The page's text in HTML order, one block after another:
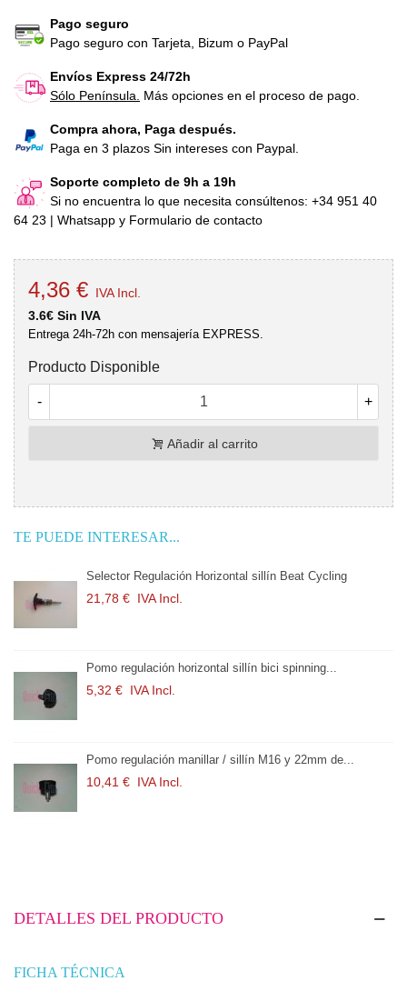
Pago seguro
Pago seguro con Tarjeta, Bizum o PayPal
Envíos Express 24/72h
Sólo Península.
Más opciones en el proceso de pago.
Compra ahora, Paga después.
Paga en 3 plazos Sin intereses con Paypal.
Soporte completo de 9h a 19h
Si no encuentra lo que necesita consúltenos: +34 951 40
64 23 | Whatsapp y Formulario de contacto
4,36 € IVA Incl.
3.6€ Sin IVA
Entrega 24h-72h con mensajería EXPRESS.
Producto Disponible
- +
Añadir al carrito
TE PUEDE INTERESAR...
Regulación Horizontal sillín Beat Cycling
IVA Incl.
horizontal sillín bici spinning...
IVA Incl.
manillar / sillín M16 y 22mm de...
IVA Incl.
Selector
Pomo
DETALLES DEL PRODUCTO
FICHA TÉCNICA